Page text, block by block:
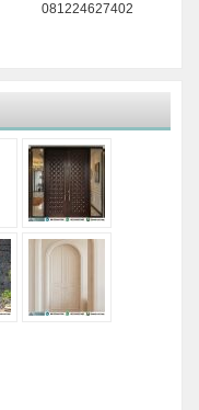
081224627402